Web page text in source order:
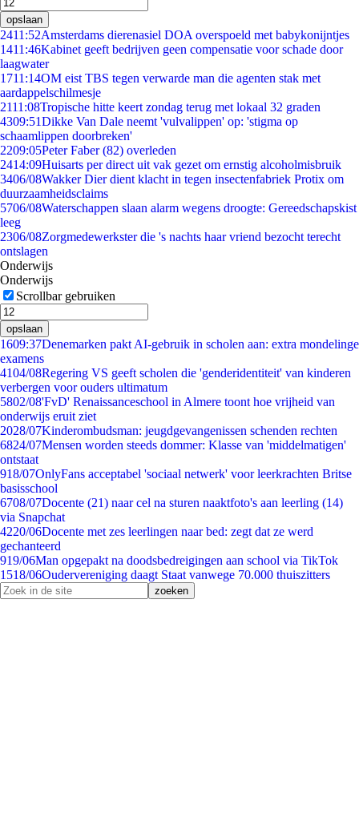
opslaan
2411:52Amsterdams dierenasiel DOA overspoeld met babykonijntjes
1411:46Kabinet geeft bedrijven geen compensatie voor schade door
laagwater
1711:14OM eist TBS tegen verwarde man die agenten stak met
aardappelschilmesje
2111:08Tropische hitte keert zondag terug met lokaal 32 graden
4309:51Dikke Van Dale neemt 'vulvalippen' op: 'stigma op
schaamlippen doorbreken'
2209:05Peter Faber (82) overleden
2414:09Huisarts per direct uit vak gezet om ernstig alcoholmisbruik
3406/08Wakker Dier dient klacht in tegen insectenfabriek Protix om
duurzaamheidsclaims
5706/08Waterschappen slaan alarm wegens droogte: Gereedschapskist
leeg
2306/08Zorgmedewerkster die 's nachts haar vriend bezocht terecht
ontslagen
Onderwijs
Onderwijs
Scrollbar gebruiken
opslaan
1609:37Denemarken pakt AI-gebruik in scholen aan: extra mondelinge
examens
4104/08Regering VS geeft scholen die 'genderidentiteit' van kinderen
verbergen voor ouders ultimatum
5802/08'FvD' Renaissanceschool in Almere toont hoe vrijheid van
onderwijs eruit ziet
2028/07Kinderombudsman: jeugdgevangenissen schenden rechten
6824/07Mensen worden steeds dommer: Klasse van 'middelmatigen'
ontstaat
918/07OnlyFans acceptabel 'sociaal netwerk' voor leerkrachten Britse
basisschool
6708/07Docente (21) naar cel na sturen naaktfoto's aan leerling (14)
via Snapchat
4220/06Docente met zes leerlingen naar bed: zegt dat ze werd
gechanteerd
919/06Man opgepakt na doodsbedreigingen aan school via TikTok
1518/06Oudervereniging daagt Staat vanwege 70.000 thuiszitters